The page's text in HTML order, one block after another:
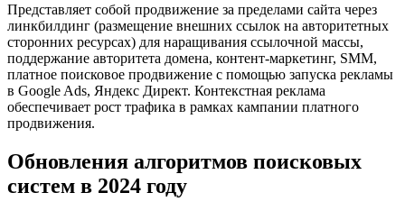
Представляет собой продвижение за пределами сайта через
линкбилдинг (размещение внешних ссылок на авторитетных
сторонних ресурсах) для наращивания ссылочной массы,
поддержание авторитета домена, контент-маркетинг, SMM,
платное поисковое продвижение с помощью запуска рекламы
в Google Ads, Яндекс Директ. Контекстная реклама
обеспечивает рост трафика в рамках кампании платного
продвижения.
Обновления алгоритмов поисковых
систем в 2024 году